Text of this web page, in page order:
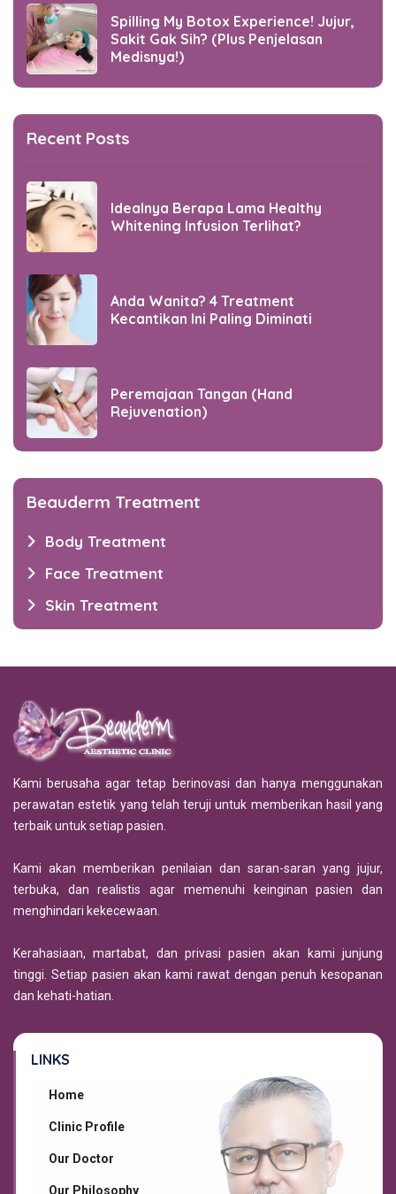
Spilling My Botox Experience! Jujur,
Sakit Gak Sih? (Plus Penjelasan
Medisnya!)
Recent Posts
Idealnya Berapa Lama Healthy
Whitening Infusion Terlihat?
Anda Wanita? 4 Treatment
Kecantikan Ini Paling Diminati
Peremajaan Tangan (Hand
Rejuvenation)
Beauderm Treatment
Body Treatment
Face Treatment
Skin Treatment
Kami berusaha agar tetap berinovasi dan hanya menggunakan
perawatan estetik yang telah teruji untuk memberikan hasil yang
terbaik untuk setiap pasien.
Kami akan memberikan penilaian dan saran-saran yang jujur,
terbuka, dan realistis agar memenuhi keinginan pasien dan
menghindari kekecewaan.
Kerahasiaan, martabat, dan privasi pasien akan kami junjung
tinggi. Setiap pasien akan kami rawat dengan penuh kesopanan
dan kehati-hatian.
LINKS
Home
Clinic Profile
Our Doctor
Our Philosophy